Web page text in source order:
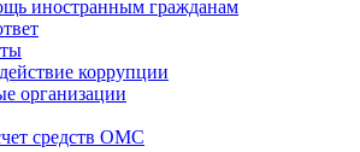
иностранным гражданам
коррупции
организации
средств ОМС